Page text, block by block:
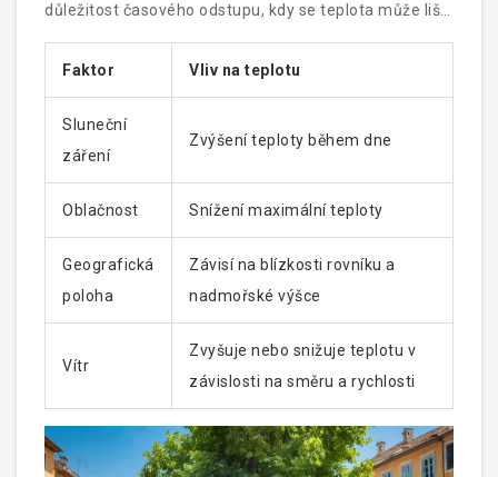
důležitost časového odstupu, kdy se teplota může lišit
i během několika hodin.
Faktor
Vliv na teplotu
Sluneční
záření
Zvýšení teploty během dne
Oblačnost Snížení maximální teploty
Geografická
poloha
Závisí na blízkosti rovníku a
nadmořské výšce
Vítr
Zvyšuje nebo snižuje teplotu v
závislosti na směru a rychlosti